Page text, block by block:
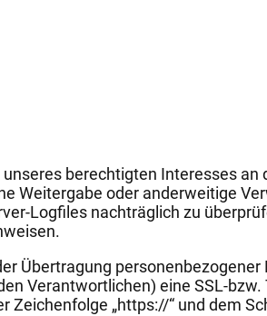
berechtigten Interesses an
Weitergabe oder anderweitige
Logfiles nachträglich zu
Übertragung personenbezogener
Verantwortlichen) eine SSL-bzw.
Zeichenfolge „https://“ und dem